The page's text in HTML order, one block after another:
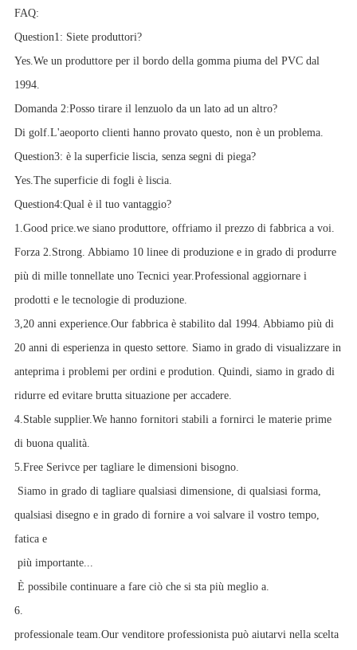
FAQ:
Question1: Siete produttori?
Yes.We un produttore per il bordo della gomma piuma del PVC dal
1994.
Domanda 2:Posso tirare il lenzuolo da un lato ad un altro?
Di golf.L'aeoporto clienti hanno provato questo, non è un problema.
Question3: è la superficie liscia, senza segni di piega?
Yes.The superficie di fogli è liscia.
Question4:Qual è il tuo vantaggio?
1.Good price.we siano produttore, offriamo il prezzo di fabbrica a voi.
Forza 2.Strong. Abbiamo 10 linee di produzione e in grado di produrre
più di mille tonnellate uno Tecnici year.Professional aggiornare i
prodotti e le tecnologie di produzione.
3,20 anni experience.Our fabbrica è stabilito dal 1994. Abbiamo più di
20 anni di esperienza in questo settore. Siamo in grado di visualizzare in
anteprima i problemi per ordini e prodution. Quindi, siamo in grado di
ridurre ed evitare brutta situazione per accadere.
4.Stable supplier.We hanno fornitori stabili a fornirci le materie prime
di buona qualità.
5.Free Serivce per tagliare le dimensioni bisogno.
Siamo in grado di tagliare qualsiasi dimensione, di qualsiasi forma,
qualsiasi disegno e in grado di fornire a voi salvare il vostro tempo,
fatica e
più importante...
È possibile continuare a fare ciò che si sta più meglio a.
6.
professionale team.Our venditore professionista può aiutarvi nella scelta